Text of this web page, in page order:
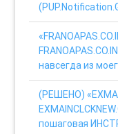
навсегда из
(РЕШЕНО)
пошаговая